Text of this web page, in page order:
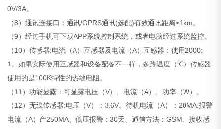
0V/3A。
（8）通讯连接口：通讯/GPRS通讯(选配)有效通讯距离≤1km。
（9）经过手机可下载APP系统控制系统，或者电脑经过系统监控。
（10）传感器:电流（A）互感器及电流（A）互感器：使用2000:
1。如果实际使用互感器和设备配备不一样，多路温度（℃）传感器
使用的是100K特性的热敏电阻。
（11）功能显露：可显露电压（V）、电流（A）、功率（W）。
（12）无线传感器:电压（V）：3.6V。待机电流（A）：20MA.报警
电流（A）产250MA、低压报警：30天、通信方法：GSM、接收感